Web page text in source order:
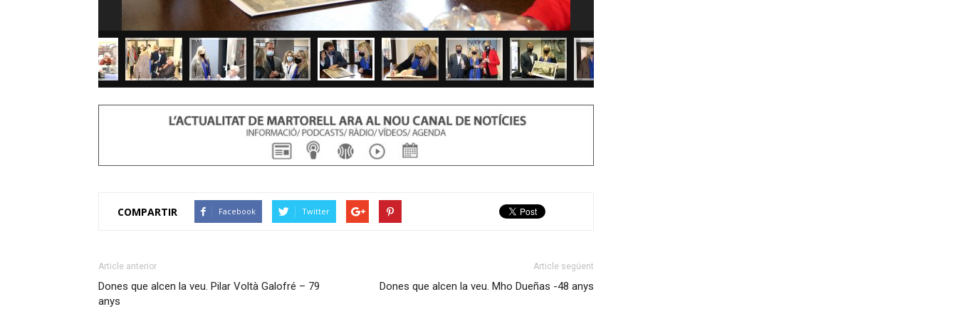
COMPARTIR Facebook Twitter
Article anterior
Dones que alcen la veu. Pilar Voltà Galofré – 79
anys
Article següent
Dones que alcen la veu. Mho Dueñas -48 anys